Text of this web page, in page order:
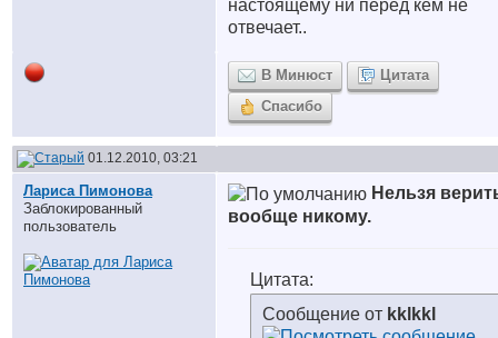
настоящему ни перед кем не
отвечает..
В Минюст
Цитата
Спасибо
01.12.2010, 03:21
Лариса Пимонова
Заблокированный
пользователь
Нельзя
вообще никому.
Цитата:
Сообщение от kklkkl